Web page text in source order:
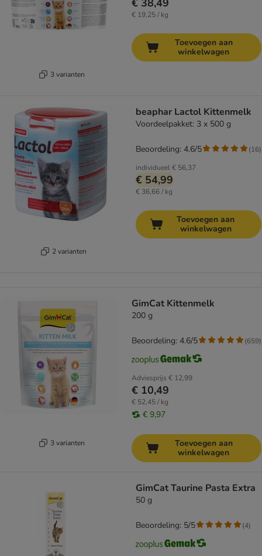
3 varianten
€ 38,49
€ 19,25 / kg
Toevoegen aan
winkelwagen
2 varianten
beaphar Lactol Kittenmelk
Voordeelpakket: 3 x 500 g
individueel€ 56,37
€ 54,99
€ 36,66 / kg
Beoordeling: 4.6/5 (16)
Toevoegen aan
winkelwagen
3 varianten
GimCat Kittenmelk
200 g
Adviesprijs € 12,99
€ 10,49
€ 52,45 / kg
€ 9,97
Beoordeling: 4.6/5 (659)
Toevoegen aan
winkelwagen
GimCat Taurine Pasta Extra
50 g
Beoordeling: 5/5 (4)